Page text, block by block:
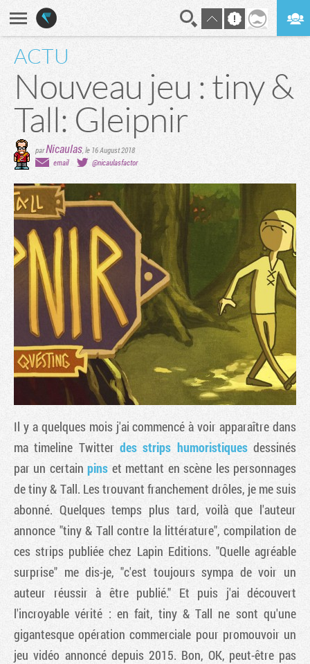
ACTU
Nouveau jeu : tiny &
Tall: Gleipnir
parNicaulas,le 16 August 2018
email
@nicaulasfactor
Il y a quelques mois j'ai commencé à voir apparaître dans
ma timeline Twitter des strips humoristiquesdessinés
par un certainpins et mettant en scène les personnages
de tiny & Tall. Les trouvant franchement drôles, je me suis
abonné. Quelques temps plus tard, voilà que l'auteur
annonce "tiny & Tall contre la littérature", compilation de
ces strips publiée chez Lapin Editions. "Quelle agréable
surprise" me dis-je, "c'est toujours sympa de voir un
auteur réussir à être publié." Et puis j'ai découvert
l'incroyable vérité : en fait, tiny & Tall ne sont qu'une
gigantesque opération commerciale pour promouvoir un
jeu vidéo annoncé depuis 2015. Bon, OK, peut-être pas